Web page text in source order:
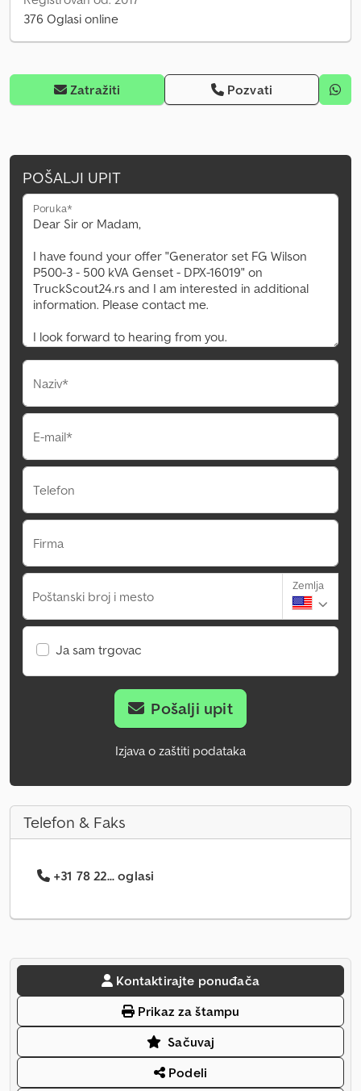
376 Oglasi online
Zatražiti Pozvati
POŠALJI UPIT
Poruka*
Naziv*
E-mail*
Telefon
Firma
Poštanski broj i mesto
Zemlja
Ja sam trgovac
Pošalji upit
Izjava o zaštiti podataka
Telefon & Faks
+31 78 22... oglasi
Kontaktirajte ponuđača
Prikaz za štampu
Sačuvaj
Podeli